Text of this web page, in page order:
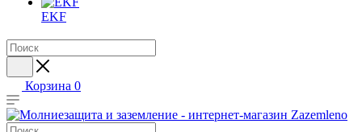
EKF
Корзина 0